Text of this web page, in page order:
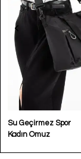
Su Geçirmez Spor
Kadın Omuz